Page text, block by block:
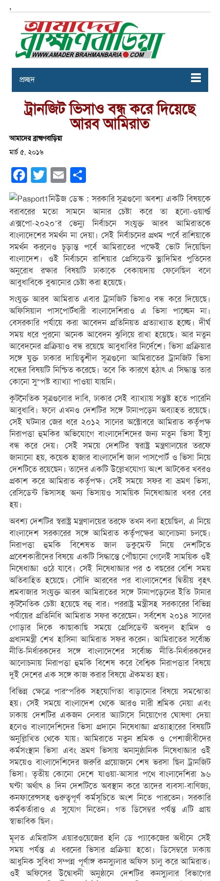
,
প্রচ্ছদ
ট্রানজিট ভিসাও বন্ধ করে দিয়েছে
আরব আমিরাত
আমাদের ব্রাহ্মণবাড়িয়া
মার্চ ৫, ২০১৬
Facebook
Twitter Email
নিউজ ডেস্ক : সরকারি সূত্রগুলো অবশ্য একটি বিষয়কে
বরাবরের মতো সামনে আনার চেষ্টা করে তা হলো-ওয়ার্ল্ড
এক্সপো-২০২০’র ভেন্যু নির্বাচনে সংযুক্ত আরব আমিরাতকে
বাংলাদেশের সমর্থন না দেয়া। সেই নির্বাচনের প্রথম পর্বে রাশিয়াকে
সমর্থন করলেও চূড়ান্ত পর্বে আমিরাতের পক্ষেই ভোট দিয়েছিল
বাংলাদেশ। ওই নির্বাচনে রাশিয়ার প্রেসিডেন্ট ভ্লাদিমির পুতিনের
অনুরোধ রক্ষার বিষয়টি ঢাকাকে বেকায়দায় ফেলেছিল বলে
আবুধাবিকে বুঝানোর চেষ্টা করা হয়েছে।
সংযুক্ত আরব আমিরাত এবার ট্রানজিট ভিসাও বন্ধ করে দিয়েছে।
অফিসিয়াল পাসপোর্টধারী বাংলাদেশিরাও এ ভিসা পাচ্ছেন না।
বেসরকারি পর্যায়ে করা আবেদন প্রতিনিয়ত প্রত্যাখ্যাত হচ্ছে। দীর্ঘ
সময় ধরে পুরনো অনেক আবেদন ঝুলিয়ে রাখা হয়েছে। আর নতুন
আবেদনের প্রক্রিয়াও বন্ধ রয়েছে আবুধাবির নির্দেশে। ভিসা প্রক্রিয়ার
সঙ্গে যুক্ত ঢাকার দায়িত্বশীল সূত্রগুলো আমিরাতের ট্রানজিট ভিসা
বন্ধের বিষয়টি নিশ্চিত করেছে। তবে কি কারণে হঠাৎ এ সিদ্ধান্ত তার
কোনো সুস্পষ্ট ব্যাখ্যা পাওয়া যায়নি।
কূটনৈতিক সূত্রগুলোর দাবি, ঢাকার সেই ব্যাখ্যায় সন্তুষ্ট হতে পারেনি
আবুধাবি। ফলে এখনও দেশটির সঙ্গে টানাপড়েন অব্যাহত রয়েছে।
সেই ঘটনার জের ধরে ২০১২ সালের অক্টোবরে আমিরাত কর্তৃপক্ষ
নিরাপত্তা হুমকির অভিযোগে বাংলাদেশিদের জন্য নতুন ভিসা ইস্যু
বন্ধ করে দেয়। সেই সময়ে দেশটির স্বরাষ্ট্র মন্ত্রণালয়ের তরফে
জানানো হয়, কয়েক হাজার বাংলাদেশি জাল পাসপোর্ট ও ভিসা নিয়ে
দেশটিতে রয়েছেন। তাদের একটি উল্লেখযোগ্য অংশ আটকের খবরও
প্রকাশ করে আমিরাত কর্তৃপক্ষ। সেই সময়ে সফর বা ভ্রমণ ভিসা,
রেসিডেন্ট ভিসাসহ অন্য ভিসায়ও সাময়িক নিষেধাজ্ঞার খবর বের
হয়।
অবশ্য দেশটির স্বরাষ্ট্র মন্ত্রণালয়ের তরফে তখন বলা হয়েছিল, এ নিয়ে
বাংলাদেশ সরকারের সঙ্গে আমিরাত কর্তৃপক্ষের আলোচনা চলছে।
নিরাপত্তা হুমকি বিশেষত জাল ডকুমেন্ট নিয়ে দেশটিতে
প্রবেশকারীদের বিষয়ে একটি সিদ্ধান্তে পৌঁছানো গেলেই সাময়িক ওই
নিষেধাজ্ঞা ওঠে যাবে। সেই নিষেধাজ্ঞার পর ৩ বছরের বেশি সময়
অতিবাহিত হয়েছে। সৌদি আরবের পর বাংলাদেশের দ্বিতীয় বৃহৎ
শ্রমবাজার সংযুক্ত আরব আমিরাতের সঙ্গে টানাপড়েনের ইতি টানার
কূটনৈতিক চেষ্টা হয়েছে বহু বার। পররাষ্ট্র মন্ত্রীসহ সরকারের বিভিন্ন
পর্যায়ের প্রতিনিধি আমিরাত সফর করেছেন। সর্বশেষ ২০১৪ সালের
গোড়ার দিকে কাছাকাছি সময়ে প্রেসিডেন্ট অবদুল হামিদ ও
প্রধানমন্ত্রী শেখ হাসিনা আমিরাত সফর করেন। আমিরাতের সর্বোচ্চ
নীতি-নির্ধারকদের সঙ্গে বাংলাদেশের সর্বোচ্চ নীতি-নির্ধারকদের
আলোচনায় নিরাপত্তা হুমকি বিশেষ করে বৈশ্বিক নিরাপত্তার বিষয়ে
দুই দেশের এক সঙ্গে কাজ করার বিষয়ে ঐকমত্য হয়।
বিভিন্ন ক্ষেত্রে পারস্পরিক সহযোগিতা বাড়ানোর বিষয়ে সমঝোতা
হয়। সেই সময়ে বাংলাদেশ থেকে আরও নারী শ্রমিক নেয়া এবং
ঢাকায় দেশটির একজন লেবার অ্যাটাসে নিয়োগের ঘোষণা দেয়া
হলেও বাংলাদেশিদের ভিসা প্রদানে নিষেধাজ্ঞা প্রত্যাহারের বিষয়টি
অনুল্লিখিত থেকে যায়। আমিরাতে নতুন শ্রমিক ও পেশাজীবীদের
কর্মসংস্থান ভিসা এবং ভ্রমণ ভিসায় অনানুষ্ঠানিক নিষেধাজ্ঞার ওই
সময়েও বাংলাদেশিদের জরুরি প্রয়োজনে শেষ ভরসা ছিল ট্রানজিট
ভিসা। তৃতীয় কোনো দেশে যাওয়া-আসার পথে বাংলাদেশিরা ৯৬
ঘণ্টা অর্থাৎ ৪ দিন দেশটিতে অবস্থান করে তাদের ব্যবসা-বাণিজ্য,
কনফারেন্সসহ গুরুত্বপূর্ণ কর্মসূচিতে অংশ নিতে পারতেন। সরকারি
কর্মকর্তারাও এ সুযোগ নিতেন। গত ডিসেম্বর পর্যন্ত এটি প্রায়
স্বাভাবিক ছিল।
মূলত এমিরাটস এয়ারওয়েজের হলি ডে প্যাকেজের অধীনে সেই
সময় পর্যন্ত এ ধরনের ভিসার প্রক্রিয়া হতো। ডিসেম্বরে ঢাকায়
আধুনিক সুবিধা সম্পন্ন পূর্ণাঙ্গ কনস্যুলার অফিস চালু করে আমিরাত।
ওই অফিসের উদ্বোধনী অনুষ্ঠানে দেশটির কনস্যুলার বিভাগের